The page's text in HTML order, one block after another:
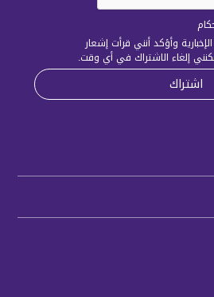
وأؤكد أنني قرأتإشعار
إلغاء الاشتراك في أي وقت.